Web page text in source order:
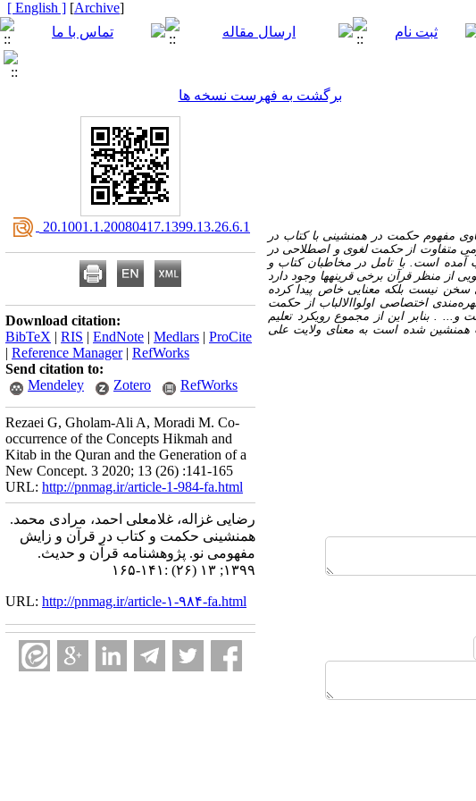
[
Archive
]
[ English ]
برگشت به فهرست نسخه ها
مفهوم حکمت در همنشینی با کتاب در
متفاوت از حکمت لغوی و اصطلاحی در
است. با تامل در مخاطبان کتاب و
از منظر قرآن برخی قرینه­ها وجود دارد
سخن نیست بلکه معنایی خاص پیدا کرده
اختصاصی اولواالالباب از حکمت
و... . بنابر این از مجموع رویکرد تعلیم
همنشین شده است به معنای ولایت علی
‎ 20.1001.1.20080417.1399.13.26.6.1
Download citation:
BibTeX | RIS | EndNote | Medlars | ProCite
| Reference Manager| RefWorks
Send citation to:
Mendeley
Zotero RefWorks
Rezaei G, Gholam-Ali A, Moradi M. Co-
occurrence of the Concepts Hikmah and
Kitab in the Quran and the Generation of a
New Concept. 3 2020; 13 (26) :141-165
URL: http://pnmag.ir/article-1-984-fa.html
رضایی غزاله، غلامعلی احمد، مرادی محمد.
همنشینی حکمت و کتاب در قرآن و زایش
مفهومی نو. پژوهشنامه قرآن و حدیث.
۱۳۹۹; ۱۳ (۲۶) :۱۴۱-۱۶۵
URL: http://pnmag.ir/article-۱-۹۸۴-fa.html